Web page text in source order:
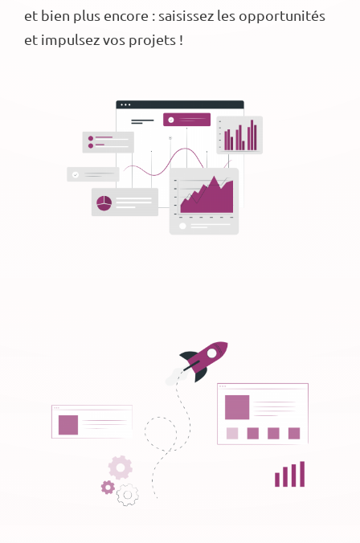
et bien plus encore : saisissez les opportunités
et impulsez vos projets !